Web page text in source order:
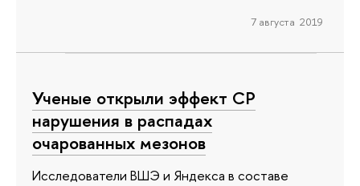
7 августа 2019
Ученые открыли эффект СР
нарушения в распадах
очарованных мезонов
Исследователи ВШЭ и Яндекса в составе